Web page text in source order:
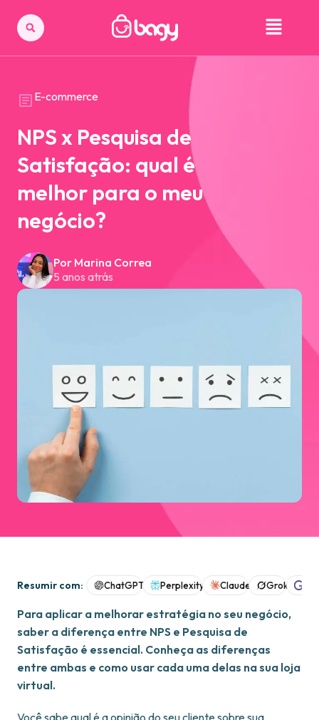
E-commerce
NPS x Pesquisa de
Satisfação: qual é
melhor para o meu
negócio?
Por Marina Correa
5 anos atrás
Resumir com: ChatGPT Perplexity Claude Grok
Para aplicar a melhorar estratégia no seu negócio,
saber a diferença entre NPS e Pesquisa de
Satisfação é essencial. Conheça as diferenças
entre ambas e como usar cada uma delas na sua loja
virtual.